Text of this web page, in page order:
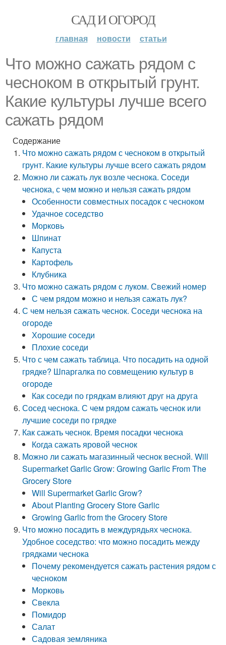
САД И ОГОРОД
главная новости статьи
Что можно сажать рядом с
чесноком в открытый грунт.
Какие культуры лучше всего
сажать рядом
Содержание
Что можно сажать рядом с чесноком в открытый
грунт. Какие культуры лучше всего сажать рядом
Можно ли сажать лук возле чеснока. Соседи
чеснока, с чем можно и нельзя сажать рядом
Особенности совместных посадок с чесноком
Удачное соседство
Морковь
Шпинат
Капуста
Картофель
Клубника
Что можно сажать рядом с луком. Свежий номер
С чем рядом можно и нельзя сажать лук?
С чем нельзя сажать чеснок. Соседи чеснока на
огороде
Хорошие соседи
Плохие соседи
Что с чем сажать таблица. Что посадить на одной
грядке? Шпаргалка по совмещению культур в
огороде
Как соседи по грядкам влияют друг на друга
Сосед чеснока. С чем рядом сажать чеснок или
лучшие соседи по грядке
Как сажать чеснок. Время посадки чеснока
Когда сажать яровой чеснок
Можно ли сажать магазинный чеснок весной. Will
Supermarket Garlic Grow: Growing Garlic From The
Grocery Store
Will Supermarket Garlic Grow?
About Planting Grocery Store Garlic
Growing Garlic from the Grocery Store
Что можно посадить в междурядьях чеснока.
Удобное соседство: что можно посадить между
грядками чеснока
Почему рекомендуется сажать растения рядом с
чесноком
Морковь
Свекла
Помидор
Салат
Садовая земляника